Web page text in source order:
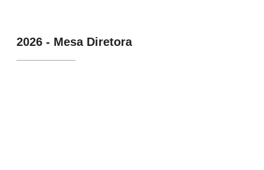
2026 - Mesa Diretora